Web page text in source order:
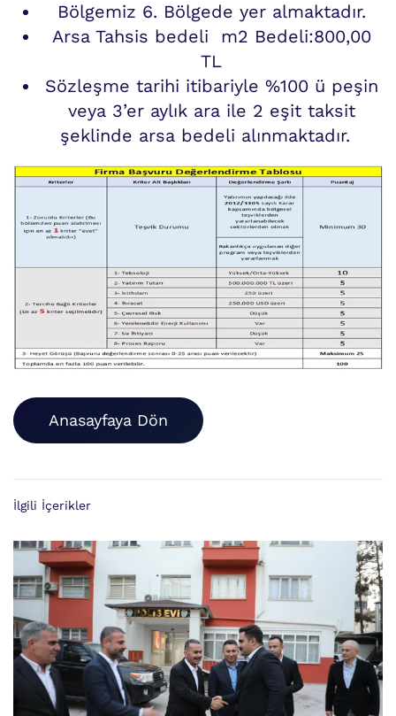
Bölgemiz 6. Bölgede yer almaktadır.
Arsa Tahsis bedeli m2 Bedeli:800,00
TL
Sözleşme tarihi itibariyle %100 ü peşin
veya 3’er aylık ara ile 2 eşit taksit
şeklinde arsa bedeli alınmaktadır.
Anasayfaya Dön
İlgili İçerikler